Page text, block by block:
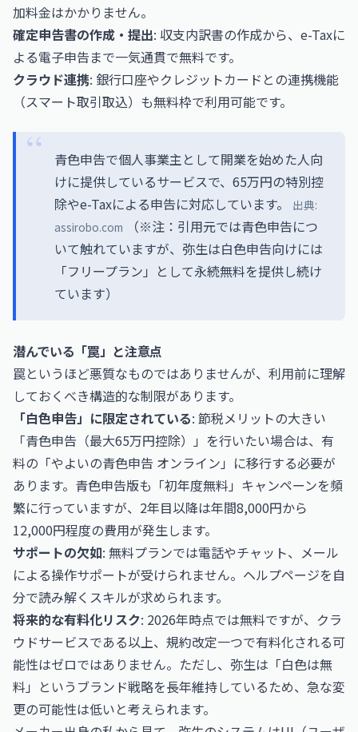
加料金はかかりません。
確定申告書の作成・提出: 収支内訳書の作成から、e-Taxに
よる電子申告まで一気通貫で無料です。
クラウド連携: 銀行口座やクレジットカードとの連携機能
（スマート取引取込）も無料枠で利用可能です。
青色申告で個人事業主として開業を始めた人向
けに提供しているサービスで、65万円の特別控
除やe-Taxによる申告に対応しています。
出典:
assirobo.com
（※注：引用元では青色申告につ
いて触れていますが、弥生は白色申告向けには
「フリープラン」として永続無料を提供し続け
ています）
潜んでいる「罠」と注意点
罠というほど悪質なものではありませんが、利用前に理解
しておくべき構造的な制限があります。
「白色申告」に限定されている: 節税メリットの大きい
「青色申告（最大65万円控除）」を行いたい場合は、有
料の「やよいの青色申告 オンライン」に移行する必要が
あります。青色申告版も「初年度無料」キャンペーンを頻
繁に行っていますが、2年目以降は年間8,000円から
12,000円程度の費用が発生します。
サポートの欠如: 無料プランでは電話やチャット、メール
による操作サポートが受けられません。ヘルプページを自
分で読み解くスキルが求められます。
将来的な有料化リスク: 2026年時点では無料ですが、クラ
ウドサービスである以上、規約改定一つで有料化される可
能性はゼロではありません。ただし、弥生は「白色は無
料」というブランド戦略を長年維持しているため、急な変
更の可能性は低いと考えられます。